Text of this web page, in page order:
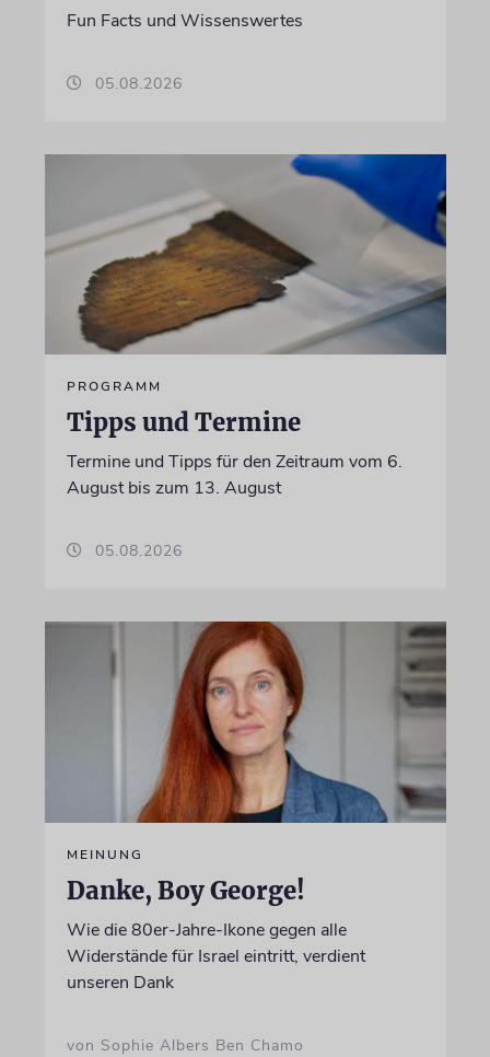
Fun Facts und Wissenswertes
05.08.2026
PROGRAMM
Tipps und Termine
Termine und Tipps für den Zeitraum vom 6.
August bis zum 13. August
05.08.2026
MEINUNG
Danke, Boy George!
Wie die 80er-Jahre-Ikone gegen alle
Widerstände für Israel eintritt, verdient
unseren Dank
von Sophie Albers Ben Chamo